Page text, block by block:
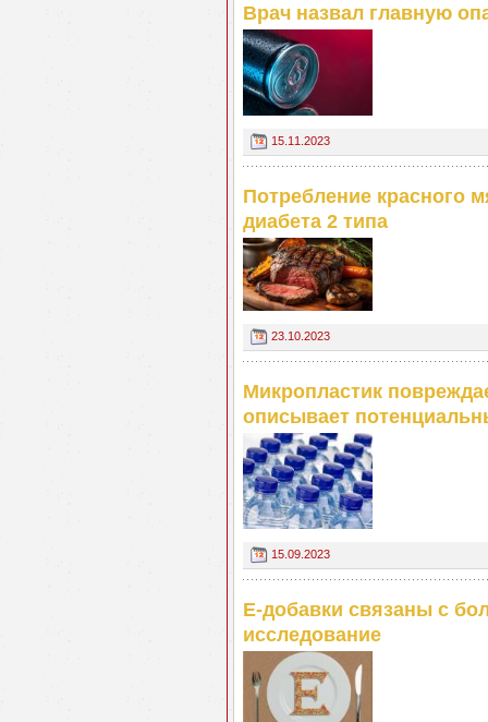
Врач назвал главную
15.11.2023
Потребление красного
диабета 2 типа
23.10.2023
Микропластик
описывает
15.09.2023
Е-добавки связаны с
исследование